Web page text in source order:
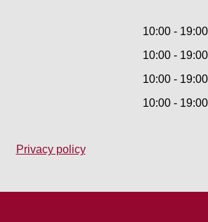
10:00 - 19:00
10:00 - 19:00
10:00 - 19:00
10:00 - 19:00
Privacy policy